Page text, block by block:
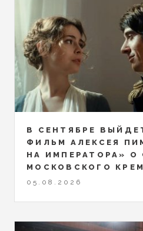
В СЕНТЯБРЕ
ФИЛЬМ АЛЕКСЕЯ
НА ИМПЕРАТОРА» О
МОСКОВСКОГО
05.08.2026